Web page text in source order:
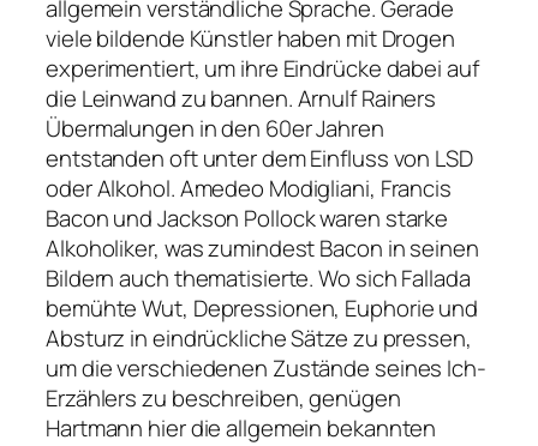
allgemein verständliche Sprache. Gerade
viele bildende Künstler haben mit Drogen
experimentiert, um ihre Eindrücke dabei auf
die Leinwand zu bannen. Arnulf Rainers
Übermalungen in den 60er Jahren
entstanden oft unter dem Einfluss von LSD
oder Alkohol. Amedeo Modigliani, Francis
Bacon und Jackson Pollock waren starke
Alkoholiker, was zumindest Bacon in seinen
Bildern auch thematisierte. Wo sich Fallada
bemühte Wut, Depressionen, Euphorie und
Absturz in eindrückliche Sätze zu pressen,
um die verschiedenen Zustände seines Ich-
Erzählers zu beschreiben, genügen
Hartmann hier die allgemein bekannten